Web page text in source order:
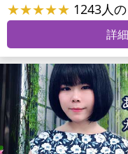
★★★★★ 1243人
詳